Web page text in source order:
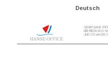
Deutsch